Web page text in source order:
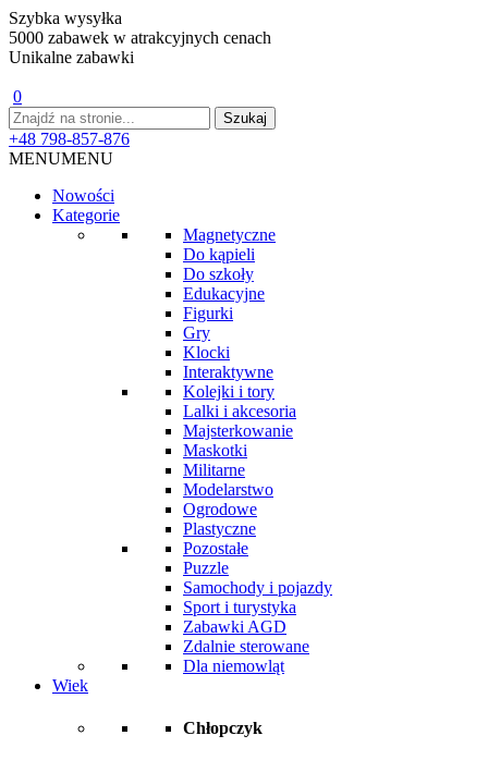
Szybka wysyłka
5000 zabawek w atrakcyjnych cenach
Unikalne zabawki
0
+48 798-857-876
MENUMENU
Nowości
Kategorie
Magnetyczne
Do kąpieli
Do szkoły
Edukacyjne
Figurki
Gry
Klocki
Interaktywne
Kolejki i tory
Lalki i akcesoria
Majsterkowanie
Maskotki
Militarne
Modelarstwo
Ogrodowe
Plastyczne
Pozostałe
Puzzle
Samochody i pojazdy
Sport i turystyka
Zabawki AGD
Zdalnie sterowane
Dla niemowląt
Wiek
Chłopczyk